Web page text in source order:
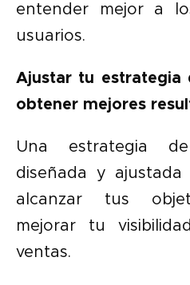
entender mejor a
usuarios.
Ajustar tu estrategia
obtener mejores
Una estrategia
diseñada y
alcanzar tus
mejorar tu
ventas.